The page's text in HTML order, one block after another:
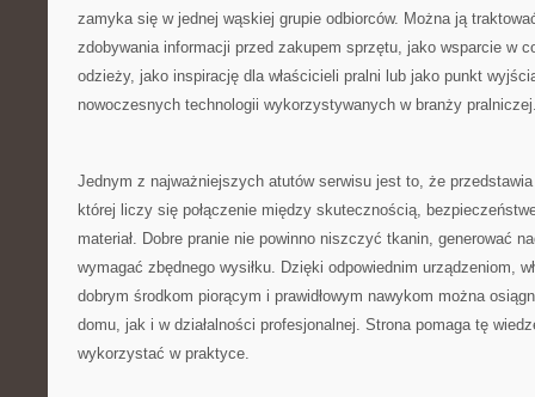
zamyka się w jednej wąskiej grupie odbiorców. Można ją
zdobywania informacji przed zakupem sprzętu, jako wsparcie w
odzieży, jako inspirację dla właścicieli pralni lub jako punkt
nowoczesnych technologii wykorzystywanych w branży
Jednym z najważniejszych atutów serwisu jest to, że
której liczy się połączenie między skutecznością,
materiał. Dobre pranie nie powinno niszczyć tkanin, generować
wymagać zbędnego wysiłku. Dzięki odpowiednim urządzeniom,
dobrym środkom piorącym i prawidłowym nawykom można
domu, jak i w działalności profesjonalnej. Strona pomaga tę
wykorzystać w praktyce.